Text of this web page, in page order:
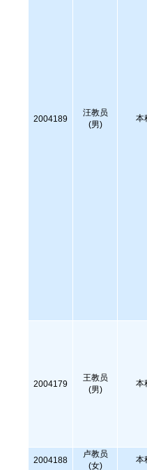
2004189
汪教员
(男)
本
2004179
王教员
(男)
本
2004188
卢教员
(女)
本